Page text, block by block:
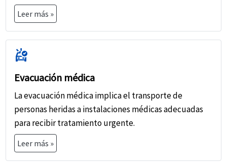
Leer más »
ambulance
Evacuación médica
La evacuación médica implica el transporte de
personas heridas a instalaciones médicas adecuadas
para recibir tratamiento urgente.
Leer más »